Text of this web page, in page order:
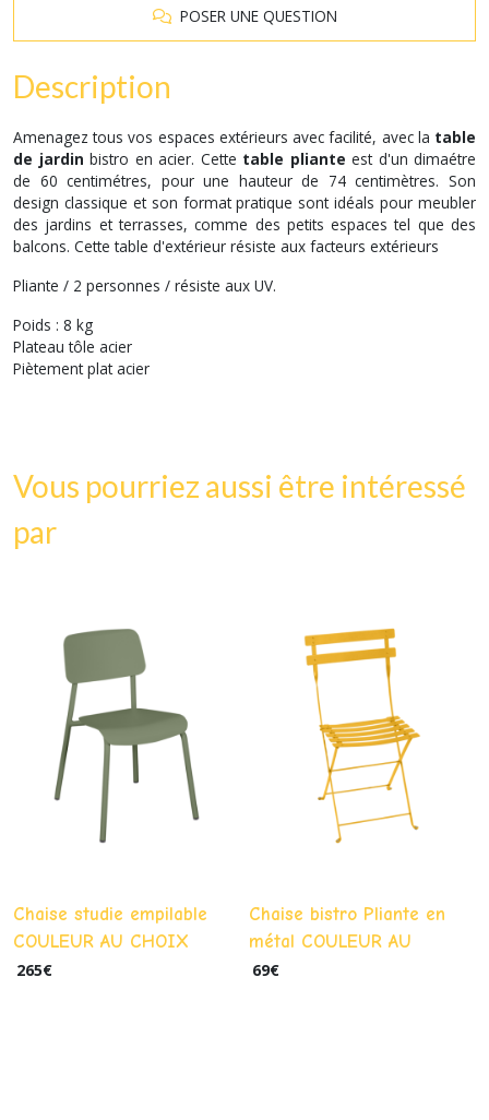
POSER UNE QUESTION
Description
Amenagez tous vos espaces extérieurs avec facilité, avec la table
de jardin bistro en acier. Cette table pliante est d'un dimaétre
de 60 centimétres, pour une hauteur de 74 centimètres. Son
design classique et son format pratique sont idéals pour meubler
des jardins et terrasses, comme des petits espaces tel que des
balcons. Cette table d'extérieur résiste aux facteurs extérieurs
Pliante / 2 personnes / résiste aux UV.
Poids : 8 kg
Plateau tôle acier
Piètement plat acier
Vous pourriez aussi être intéressé
par
Chaise studie empilable
COULEUR AU CHOIX
fermob
265€
Chaise bistro Pliante en
métal COULEUR AU
CHOIX- Fermob
69€